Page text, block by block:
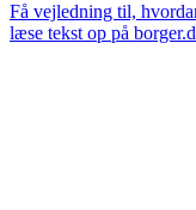
Få vejledning til,
læse tekst op på